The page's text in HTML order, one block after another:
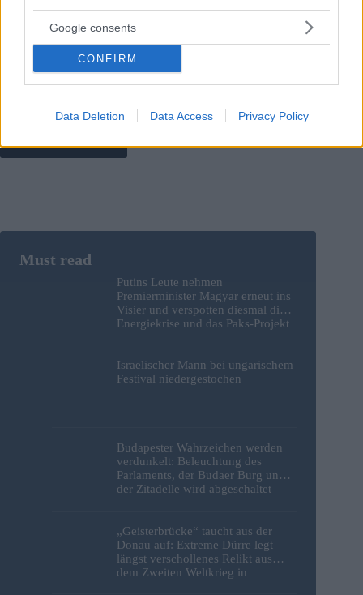
Google consents
CONFIRM
Data Deletion Data Access Privacy Policy
Save my name, email and website in this browser for the
Putins Leute nehmen
Premierminister Magyar erneut ins
Visier und verspotten diesmal die
Energiekrise und das Paks-Projekt
Israelischer Mann bei ungarischem
Festival niedergestochen
Budapester Wahrzeichen werden
verdunkelt: Beleuchtung des
Parlaments, der Budaer Burg und
der Zitadelle wird abgeschaltet
„Geisterbrücke“ taucht aus der
Donau auf: Extreme Dürre legt
längst verschollenes Relikt aus
dem Zweiten Weltkrieg in